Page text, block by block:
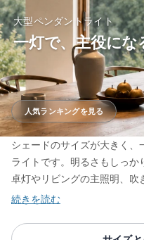
人気ランキングを見る
大型ペンダントライト
一灯で、主役にな
シェードのサイズが大きく、
ライトです。明るさもしっ
卓灯やリビングの主照明、吹
す。レクリントやヤコブソン
ない吊り高さを照明士が確か